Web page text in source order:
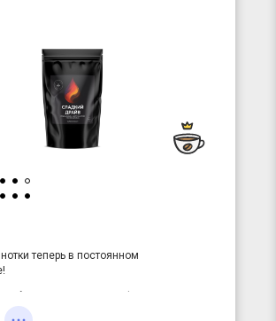
теперь в постоянном
джема и цветочного мёда.